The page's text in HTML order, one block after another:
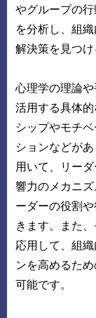
やグループの
を分析し、組
解決策を見つけ
心理学の理論
活用する具体
シップやモチ
ションなどが
用いて、リー
響力のメカニ
ーダーの役割
きます。また
応用して、組
ンを高めるた
可能です。